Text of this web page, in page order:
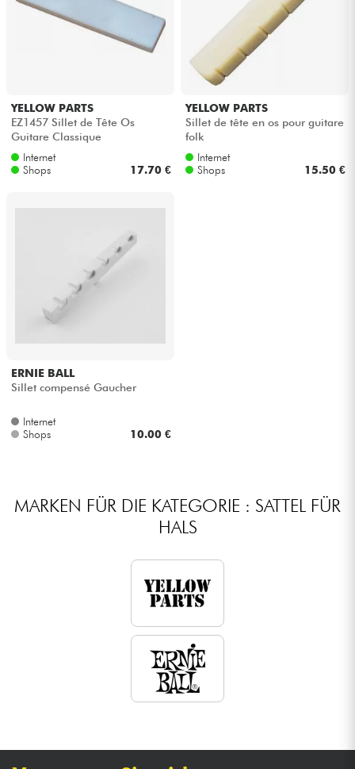
Sehen Sie sich unsere Marken an
YELLOW PARTS
EZ1457 Sillet de Tête Os
Guitare Classique
Internet
Shops
17.70 €
YELLOW PARTS
Sillet de tête en os pour guitare
folk
Internet
Shops
15.50 €
ERNIE BALL
Sillet compensé Gaucher
Internet
Shops
10.00 €
MARKEN FÜR DIE KATEGORIE : SATTEL FÜR
HALS